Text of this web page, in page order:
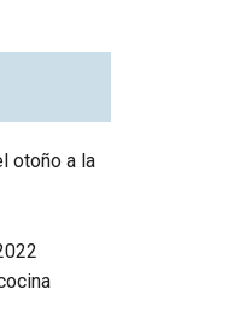
otoño a la